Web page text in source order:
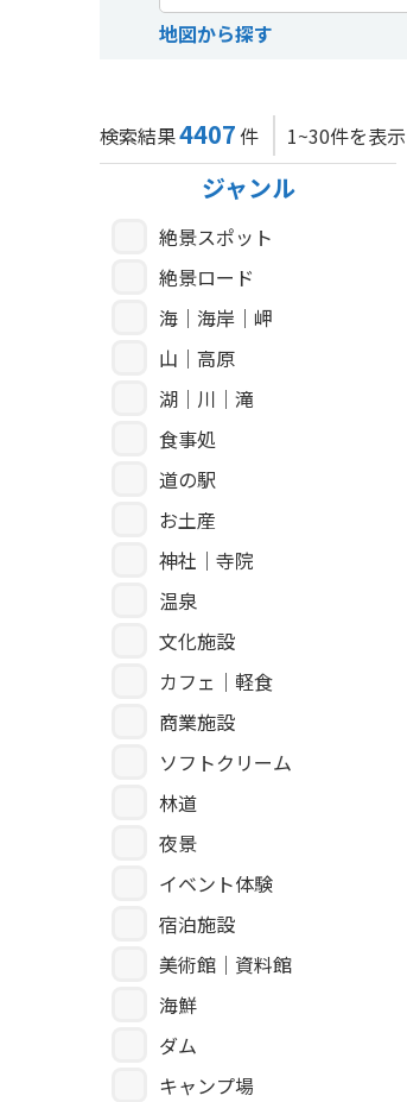
地図から探す
検索結果4407件 1~30件を表示
ジャンル
絶景スポット
絶景ロード
海｜海岸｜岬
山｜高原
湖｜川｜滝
食事処
道の駅
お土産
神社｜寺院
温泉
文化施設
カフェ｜軽食
商業施設
ソフトクリーム
林道
夜景
イベント体験
宿泊施設
美術館｜資料館
海鮮
ダム
キャンプ場